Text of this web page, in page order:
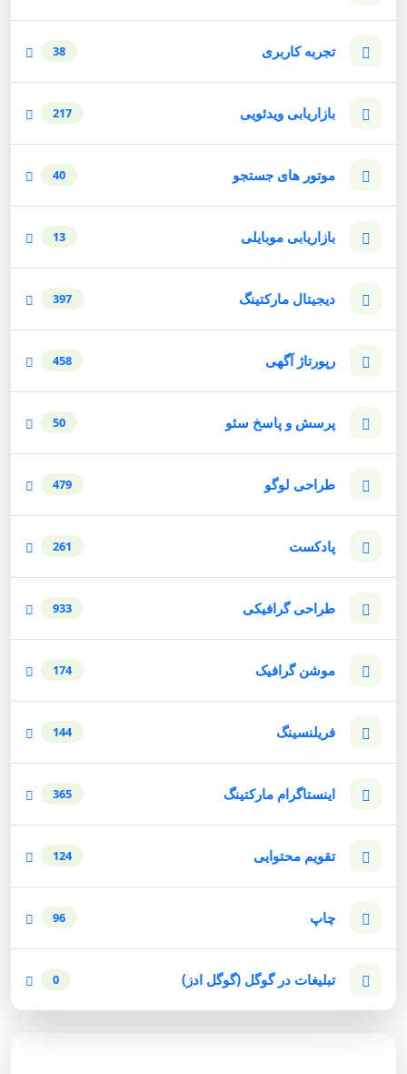
تجربه کاربری 38
بازاریابی ویدئویی 217
موتور های جستجو 40
بازاریابی موبایلی 13
دیجیتال مارکتینگ 397
رپورتاژ آگهی 458
پرسش و پاسخ سئو 50
طراحی لوگو 479
پادکست 261
طراحی گرافیکی 933
موشن گرافیک 174
فریلنسینگ 144
اینستاگرام مارکتینگ 365
تقویم محتوایی 124
چاپ 96
تبلیغات در گوگل (گوگل ادز) 0